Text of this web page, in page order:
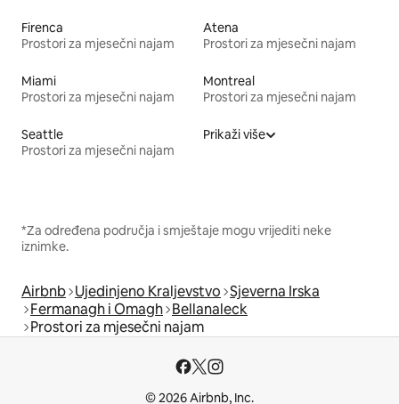
Firenca
Prostori za mjesečni najam
Atena
Prostori za mjesečni najam
Miami
Prostori za mjesečni najam
Montreal
Prostori za mjesečni najam
Seattle
Prostori za mjesečni najam
Prikaži više
*Za određena područja i smještaje mogu vrijediti neke
iznimke.
Airbnb Ujedinjeno Kraljevstvo Sjeverna Irska
Fermanagh i Omagh Bellanaleck
Prostori za mjesečni najam
© 2026 Airbnb, Inc.